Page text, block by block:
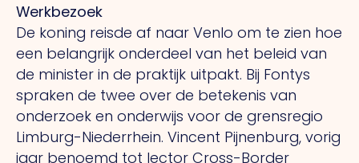
Werkbezoek
De koning reisde af naar Venlo om te zien hoe
een belangrijk onderdeel van het beleid van
de minister in de praktijk uitpakt. Bij Fontys
spraken de twee over de betekenis van
onderzoek en onderwijs voor de grensregio
Limburg-Niederrhein. Vincent Pijnenburg, vorig
jaar benoemd tot lector Cross-Border